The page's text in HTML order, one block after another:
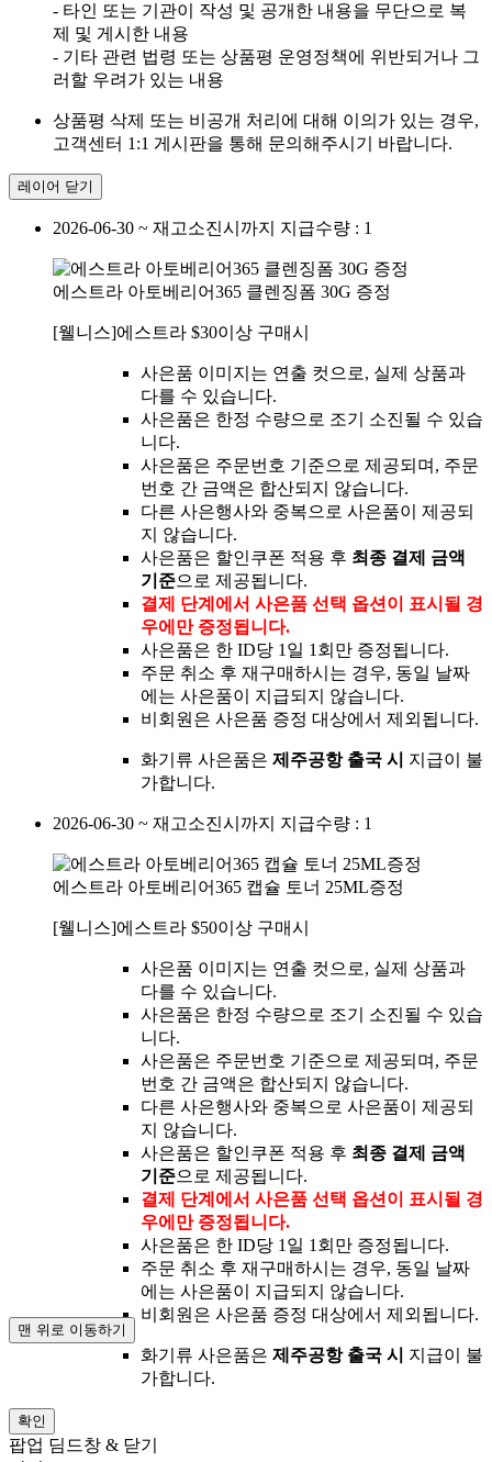
맨 위로 이동하기
- 타인 또는 기관이 작성 및 공개한 내용을 무단으로 복
제 및 게시한 내용
- 기타 관련 법령 또는 상품평 운영정책에 위반되거나 그
러할 우려가 있는 내용
상품평 삭제 또는 비공개 처리에 대해 이의가 있는 경우,
고객센터 1:1 게시판을 통해 문의해주시기 바랍니다.
레이어 닫기
2026-06-30 ~ 재고소진시까지 지급수량 : 1
에스트라 아토베리어365 클렌징폼 30G 증정
[웰니스]에스트라 $30이상 구매시
사은품 이미지는 연출 컷으로, 실제 상품과
다를 수 있습니다.
사은품은 한정 수량으로 조기 소진될 수 있습
니다.
사은품은 주문번호 기준으로 제공되며, 주문
번호 간 금액은 합산되지 않습니다.
다른 사은행사와 중복으로 사은품이 제공되
지 않습니다.
사은품은 할인쿠폰 적용 후 최종 결제 금액
기준으로 제공됩니다.
결제 단계에서 사은품 선택 옵션이 표시될 경
우에만 증정됩니다.
사은품은 한 ID당 1일 1회만 증정됩니다.
주문 취소 후 재구매하시는 경우, 동일 날짜
에는 사은품이 지급되지 않습니다.
비회원은 사은품 증정 대상에서 제외됩니다.
화기류 사은품은 제주공항 출국 시
지급이 불
가합니다.
2026-06-30 ~ 재고소진시까지 지급수량 : 1
에스트라 아토베리어365 캡슐 토너 25ML증정
[웰니스]에스트라 $50이상 구매시
사은품 이미지는 연출 컷으로, 실제 상품과
다를 수 있습니다.
사은품은 한정 수량으로 조기 소진될 수 있습
니다.
사은품은 주문번호 기준으로 제공되며, 주문
번호 간 금액은 합산되지 않습니다.
다른 사은행사와 중복으로 사은품이 제공되
지 않습니다.
사은품은 할인쿠폰 적용 후 최종 결제 금액
기준으로 제공됩니다.
결제 단계에서 사은품 선택 옵션이 표시될 경
우에만 증정됩니다.
사은품은 한 ID당 1일 1회만 증정됩니다.
주문 취소 후 재구매하시는 경우, 동일 날짜
에는 사은품이 지급되지 않습니다.
비회원은 사은품 증정 대상에서 제외됩니다.
화기류 사은품은 제주공항 출국 시
지급이 불
가합니다.
확인
팝업 딤드창 & 닫기